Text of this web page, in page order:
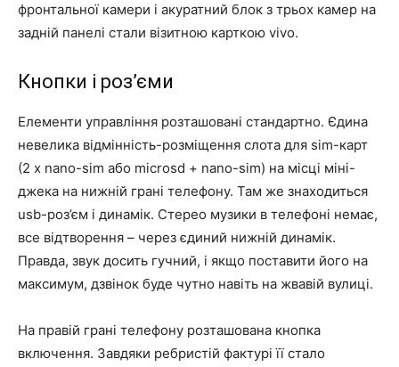
фронтальної камери і акуратний блок з трьох камер на
задній панелі стали візитною карткою vivo.
Кнопки і роз’єми
Елементи управління розташовані стандартно. Єдина
невелика відмінність-розміщення слота для sim-карт
(2 x nano-sim або microsd + nano-sim) на місці міні-
джека на нижній грані телефону. Там же знаходиться
usb-роз’єм і динамік. Стерео музики в телефоні немає,
все відтворення – через єдиний нижній динамік.
Правда, звук досить гучний, і якщо поставити його на
максимум, дзвінок буде чутно навіть на жвавій вулиці.
На правій грані телефону розташована кнопка
включення. Завдяки ребристій фактурі її стало